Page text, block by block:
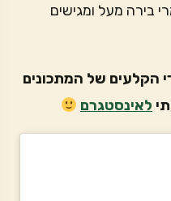
בירה מעל ומגישים
הקלעים של המתכונים
לאינסטגרם